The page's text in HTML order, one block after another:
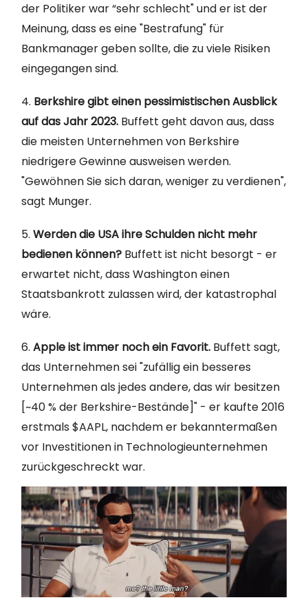
der Politiker war “sehr schlecht" und er ist der
Meinung, dass es eine "Bestrafung" für
Bankmanager geben sollte, die zu viele Risiken
eingegangen sind.
4. Berkshire gibt einen pessimistischen Ausblick
auf das Jahr 2023. Buffett geht davon aus, dass
die meisten Unternehmen von Berkshire
niedrigere Gewinne ausweisen werden.
"Gewöhnen Sie sich daran, weniger zu verdienen",
sagt Munger.
5. Werden die USA ihre Schulden nicht mehr
bedienen können? Buffett ist nicht besorgt - er
erwartet nicht, dass Washington einen
Staatsbankrott zulassen wird, der katastrophal
wäre.
6. Apple ist immer noch ein Favorit. Buffett sagt,
das Unternehmen sei "zufällig ein besseres
Unternehmen als jedes andere, das wir besitzen
[~40 % der Berkshire-Bestände]" - er kaufte 2016
erstmals $AAPL, nachdem er bekanntermaßen
vor Investitionen in Technologieunternehmen
zurückgeschreckt war.